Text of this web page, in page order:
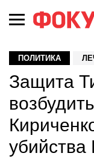
ПОЛИТИКА
Защита